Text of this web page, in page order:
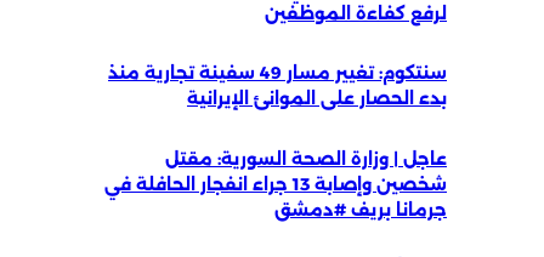
لرفع كفاءة الموظفين
سنتكوم: تغيير مسار 49 سفينة تجارية منذ
بدء الحصار على الموانئ الإيرانية
عاجل | وزارة الصحة السورية: مقتل
شخصين وإصابة 13 جراء انفجار الحافلة في
جرمانا بريف #دمشق